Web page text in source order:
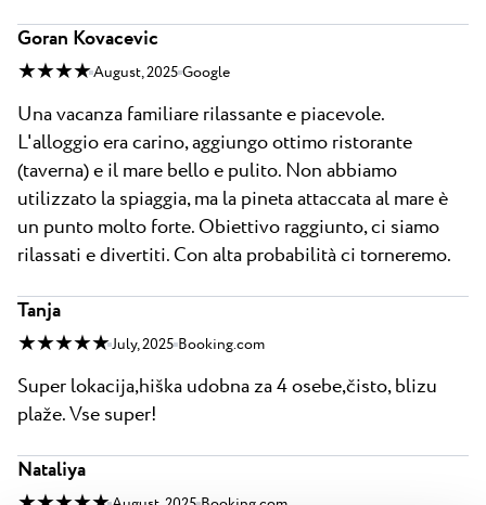
Goran Kovacevic
★ ★ ★ ★ August, 2025 Google
Una vacanza familiare rilassante e piacevole.
L'alloggio era carino, aggiungo ottimo ristorante
(taverna) e il mare bello e pulito. Non abbiamo
utilizzato la spiaggia, ma la pineta attaccata al mare è
un punto molto forte. Obiettivo raggiunto, ci siamo
rilassati e divertiti. Con alta probabilità ci torneremo.
Tanja
★ ★ ★ ★ ★ July, 2025 Booking.com
Super lokacija,hiška udobna za 4 osebe,čisto, blizu
plaže. Vse super!
Nataliya